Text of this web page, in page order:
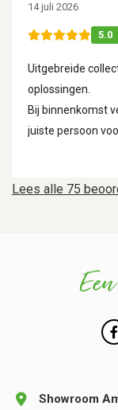
Lees alle 75
14 juli 2026
5.0
Uitgebreide
oplossingen.
Bij binnenkomst
juiste persoon
Showroom